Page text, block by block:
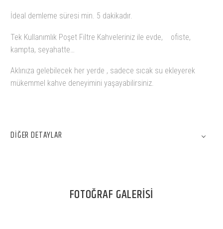
İdeal demleme süresi min. 5 dakikadır.
Tek Kullanımlık Poşet Filtre Kahveleriniz ile evde,
ofiste,
kampta, seyahatte…
Aklınıza gelebilecek her yerde , sadece sıcak su ekleyerek
mükemmel kahve deneyimini yaşayabilirsiniz.
DIĞER DETAYLAR
FOTOĞRAF GALERİSİ